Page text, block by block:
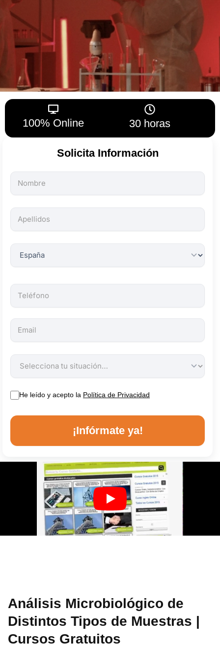
100% Online 30 horas
Solicita Información
Todos
los
son
obligatorios.
He leído y acepto la Política de Privacidad
¡Infórmate ya!
Análisis Microbiológico de
Distintos Tipos de Muestras |
Cursos Gratuitos